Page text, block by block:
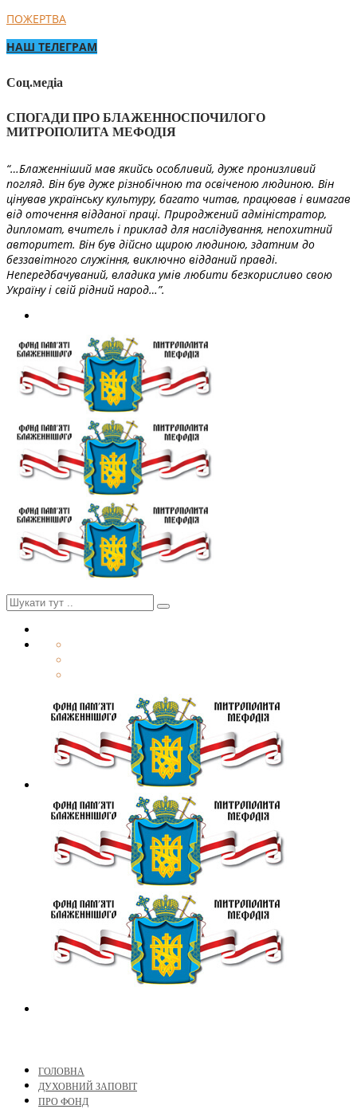
ПОЖЕРТВА
НАШ ТЕЛЕГРАМ
Соц.медіа
СПОГАДИ ПРО БЛАЖЕННОСПОЧИЛОГО
МИТРОПОЛИТА МЕФОДІЯ
“…Блаженніший мав якийсь особливий, дуже пронизливий
погляд. Він був дуже різнобічною та освіченою людиною. Він
цінував українську культуру, багато читав, працював і вимагав
від оточення відданої праці. Природжений адміністратор,
дипломат, вчитель і приклад для наслідування, непохитний
авторитет. Він був дійсно щирою людиною, здатним до
беззавітного служіння, виключно відданий правді.
Непередбачуваний, владика умів любити безкорисливо свою
Україну і свій рідний народ…”.
ГОЛОВНА
ДУХОВНИЙ ЗАПОВІТ
ПРО ФОНД